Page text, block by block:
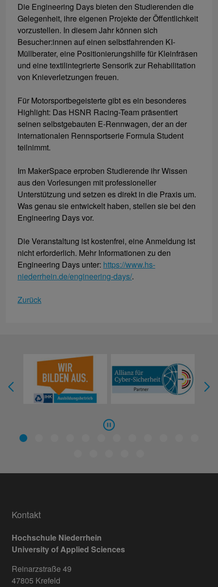
Die Engineering Days bieten den Studierenden die
Gelegenheit, ihre eigenen Projekte der Öffentlichkeit
vorzustellen. In diesem Jahr können sich
Besucher:innen auf einen selbstfahrenden KI-
Müllberater, eine Positionierungshilfe für Kleinfräsen
und eine textilintegrierte Sensorik zur Rehabilitation
von Knieverletzungen freuen.
Für Motorsportbegeisterte gibt es ein besonderes
Highlight: Das HSNR Racing-Team präsentiert
seinen selbstgebauten E-Rennwagen, der an der
internationalen Rennsportserie Formula Student
teilnimmt.
Im MakerSpace erproben Studierende ihr Wissen
aus den Vorlesungen mit professioneller
Unterstützung und setzen es direkt in die Praxis um.
Was genau sie entwickelt haben, stellen sie bei den
Engineering Days vor.
Die Veranstaltung ist kostenfrei, eine Anmeldung ist
nicht erforderlich. Mehr Informationen zu den
Engineering Days unter: https://www.hs-
niederrhein.de/engineering-days/.
Zurück
Kontakt
Hochschule Niederrhein
University of Applied Sciences
Reinarzstraße 49
47805 Krefeld